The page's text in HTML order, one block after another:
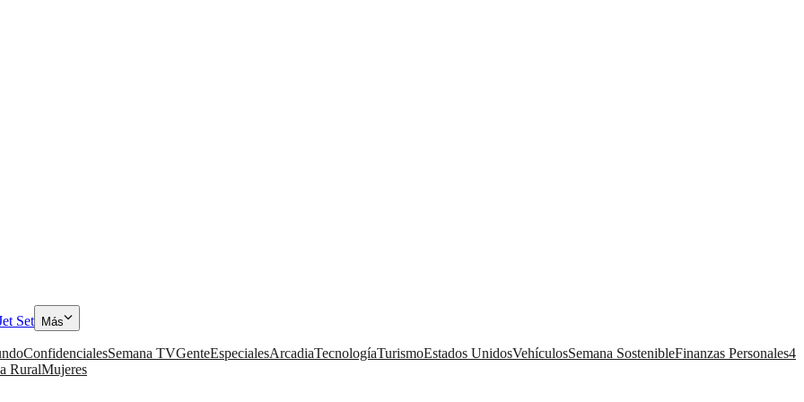
Set Más
ConfidencialesSemana TVGenteEspecialesArcadiaTecnologíaTurismoEstados UnidosVehículosSemana SostenibleFinanzas Personales4
RuralMujeres